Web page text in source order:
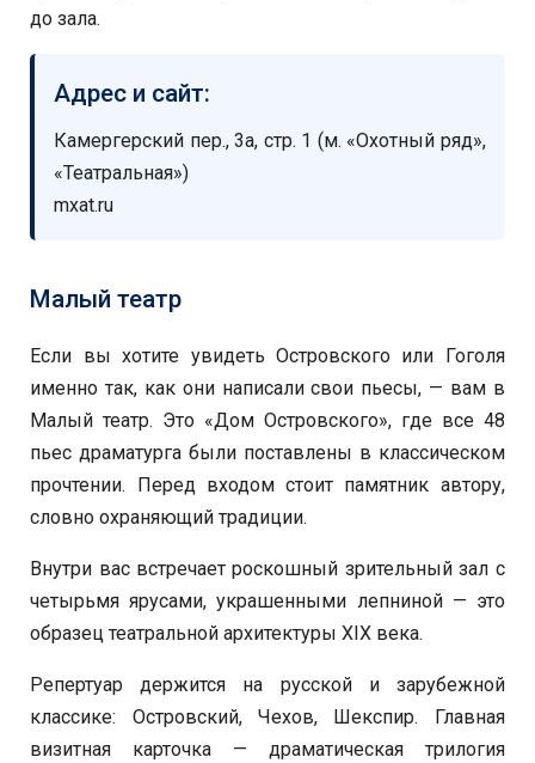
до зала.
Адрес и сайт:
Камергерский пер., 3а, стр. 1 (м. «Охотный ряд»,
«Театральная»)
mxat.ru
Малый театр
Если вы хотите увидеть Островского или Гоголя
именно так, как они написали свои пьесы, — вам в
Малый театр. Это «Дом Островского», где все 48
пьес драматурга были поставлены в классическом
прочтении. Перед входом стоит памятник автору,
словно охраняющий традиции.
Внутри вас встречает роскошный зрительный зал с
четырьмя ярусами, украшенными лепниной — это
образец театральной архитектуры XIX века.
Репертуар держится на русской и зарубежной
классике: Островский, Чехов, Шекспир. Главная
визитная карточка — драматическая трилогия